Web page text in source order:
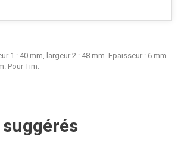
1 : 40 mm, largeur 2 : 48 mm. Epaisseur : 6 mm.
Pour Tim.